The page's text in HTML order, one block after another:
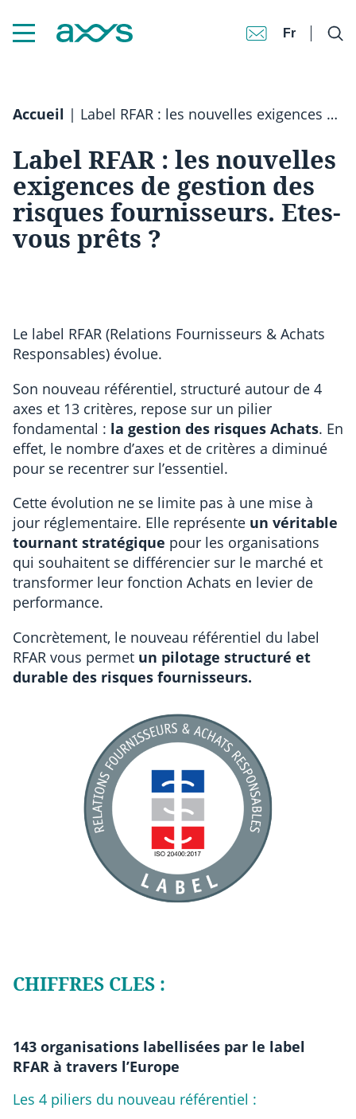
Fr
Accueil | Label RFAR : les nouvelles exigences de gestion des risques fournisseurs. Etes-vous prêts ?
Label RFAR : les nouvelles
exigences de gestion des
risques fournisseurs. Etes-
vous prêts ?
Le label RFAR (Relations Fournisseurs & Achats
Responsables) évolue.
Son nouveau référentiel, structuré autour de 4
axes et 13 critères, repose sur un pilier
fondamental : la gestion des risques Achats. En
effet, le nombre d’axes et de critères a diminué
pour se recentrer sur l’essentiel.
Cette évolution ne se limite pas à une mise à
jour réglementaire. Elle représente un véritable
tournant stratégique pour les organisations
qui souhaitent se différencier sur le marché et
transformer leur fonction Achats en levier de
performance.
Concrètement, le nouveau référentiel du label
RFAR vous permet un pilotage structuré et
durable des risques fournisseurs.
CHIFFRES CLES :
143 organisations labellisées par le label
RFAR à travers l’Europe
Les 4 piliers du nouveau référentiel :